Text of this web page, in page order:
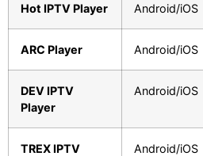
Hot IPTV Player Android/iOS
ARC Player Android/iOS
DEV IPTV
Player
Android/iOS
TREX IPTV Android/iOS